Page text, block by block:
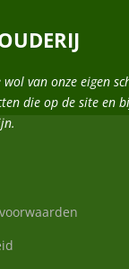
wol van onze eigen
die op de site en